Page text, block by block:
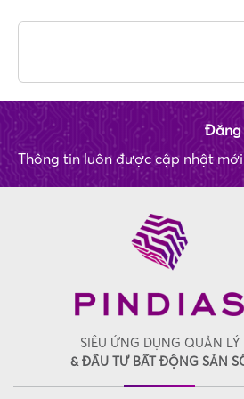
Đăng
Thông tin luôn được cập nhật
SIÊU ỨNG DỤNG QUẢN LÝ
& ĐẦU TƯ BẤT ĐỘNG SẢN